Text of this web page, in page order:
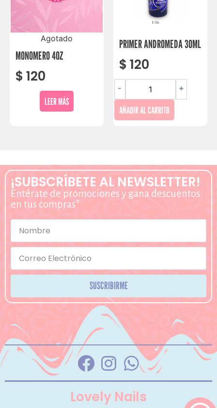
Agotado
MONOMERO 4OZ
$ 120
LEER MÁS
PRIMER ANDROMEDA 30ML
$ 120
- +
AÑADIR AL CARRITO
¡SUBSCRÍBETE AL NEWSLETTER!
Entérate de promociones y gana descuentos
en tus compras*
SUSCRIBIRME
Lovely Nails